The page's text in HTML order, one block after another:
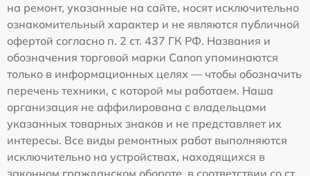
на ремонт, указанные на сайте, носят исключительно
ознакомительный характер и не являются публичной
офертой согласно п. 2 ст. 437 ГК РФ. Названия и
обозначения торговой марки Canon упоминаются
только в информационных целях — чтобы обозначить
перечень техники, с которой мы работаем. Наша
организация не аффилирована с владельцами
указанных товарных знаков и не представляет их
интересы. Все виды ремонтных работ выполняются
исключительно на устройствах, находящихся в